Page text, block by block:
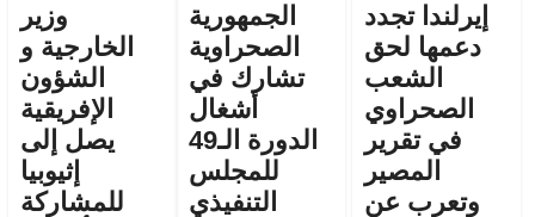
إيرلندا تجدد
دعمها لحق
الشعب
الصحراوي
في تقرير
المصير
وتعرب عن
الجمهورية
الصحراوية
تشارك في
أشغال
الدورة الـ49
للمجلس
التنفيذي
وزير
الخارجية و
الشؤون
الإفريقية
يصل إلى
إثيوبيا
للمشاركة